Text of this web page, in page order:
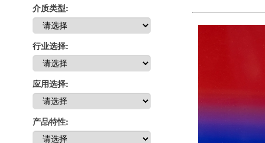
介质类型:
行业选择:
应用选择:
产品特性: